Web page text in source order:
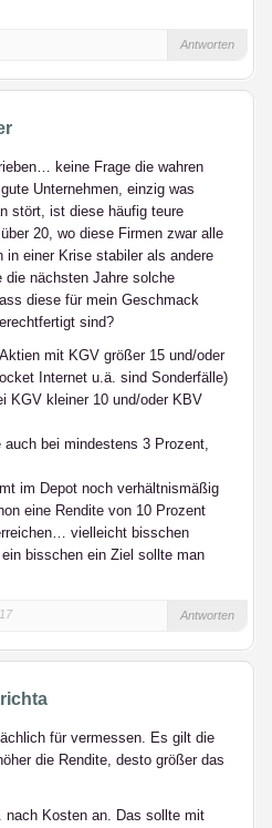
Antworten
keine Frage die wahren
Unternehmen, einzig was
stört, ist diese häufig teure
20, wo diese Firmen zwar alle
in einer Krise stabiler als andere
nächsten Jahre solche
diese für mein Geschmack
sind?
mit KGV größer 15 und/oder
Internet u.ä. sind Sonderfälle)
KGV kleiner 10 und/oder KBV
auch bei mindestens 3 Prozent,
im Depot noch verhältnismäßig
eine Rendite von 10 Prozent
vielleicht bisschen
bisschen ein Ziel sollte man
Antworten
für vermessen. Es gilt die
die Rendite, desto größer das
nach Kosten an. Das sollte mit